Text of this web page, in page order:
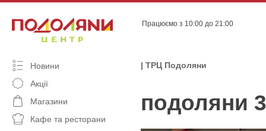
content
Працюємо з 10:00 до 21:00
Новини
Акції
Магазини
Кафе та ресторани
| ТРЦ Подоляни
подоляни 3